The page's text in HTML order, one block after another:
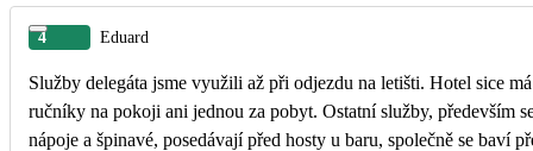
4 Eduard
Služby delegáta jsme využili až při odjezdu na letišti. Hotel sice
ručníky na pokoji ani jednou za pobyt. Ostatní služby, především
nápoje a špinavé, posedávají před hosty u baru, společně se